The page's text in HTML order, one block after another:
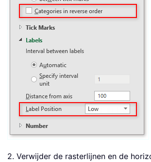
2. Verwijder de rasterlijnen en de